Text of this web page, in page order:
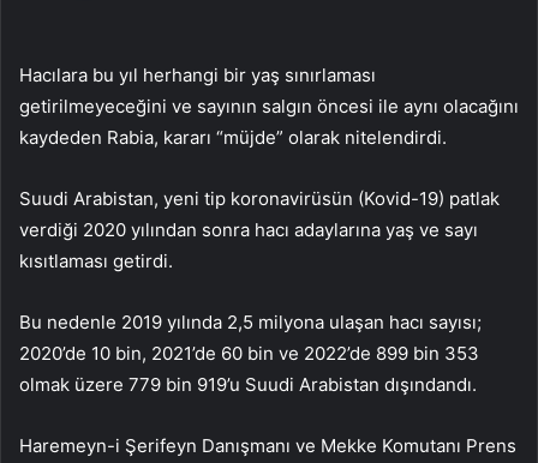
Hacılara bu yıl herhangi bir yaş sınırlaması
getirilmeyeceğini ve sayının salgın öncesi ile aynı olacağını
kaydeden Rabia, kararı “müjde” olarak nitelendirdi.
Suudi Arabistan, yeni tip koronavirüsün (Kovid-19) patlak
verdiği 2020 yılından sonra hacı adaylarına yaş ve sayı
kısıtlaması getirdi.
Bu nedenle 2019 yılında 2,5 milyona ulaşan hacı sayısı;
2020’de 10 bin, 2021’de 60 bin ve 2022’de 899 bin 353
olmak üzere 779 bin 919’u Suudi Arabistan dışındandı.
Haremeyn-i Şerifeyn Danışmanı ve Mekke Komutanı Prens